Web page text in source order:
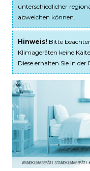
unterschiedlicher
abweichen können.
Hinweis! Bitte
Klimageräten keine
Diese erhalten Sie in der